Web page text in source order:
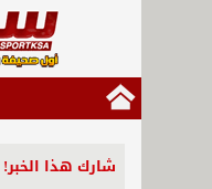
شارك هذا الخبر!